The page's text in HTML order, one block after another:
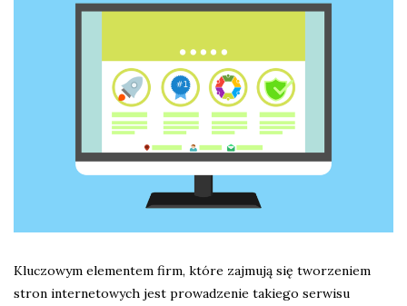
Kluczowym elementem firm, które zajmują się tworzeniem
stron internetowych jest prowadzenie takiego serwisu